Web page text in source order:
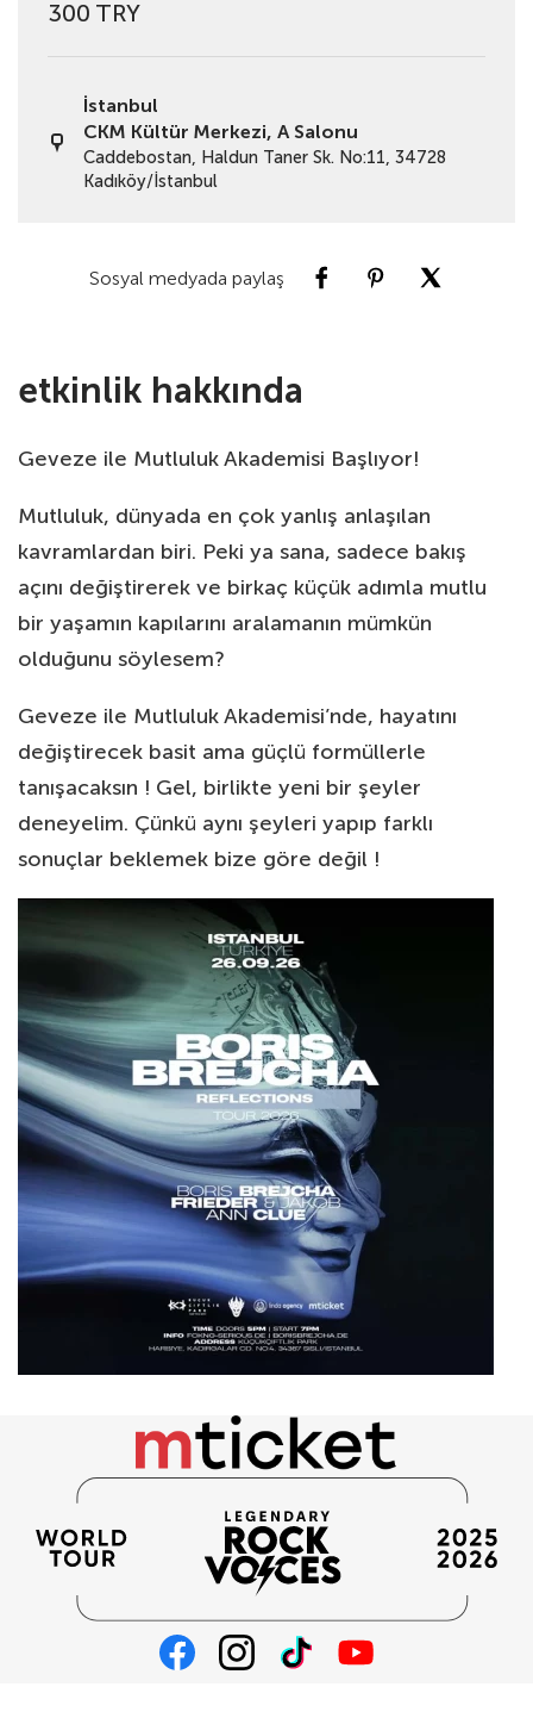
300 TRY
İstanbul
CKM Kültür Merkezi, A Salonu
Caddebostan, Haldun Taner Sk. No:11, 34728
Kadıköy/İstanbul
Sosyal medyada paylaş
etkinlik hakkında
Geveze ile Mutluluk Akademisi Başlıyor!
Mutluluk, dünyada en çok yanlış anlaşılan
kavramlardan biri. Peki ya sana, sadece bakış
açını değiştirerek ve birkaç küçük adımla mutlu
bir yaşamın kapılarını aralamanın mümkün
olduğunu söylesem?
Geveze ile Mutluluk Akademisi’nde, hayatını
değiştirecek basit ama güçlü formüllerle
tanışacaksın ! Gel, birlikte yeni bir şeyler
deneyelim. Çünkü aynı şeyleri yapıp farklı
sonuçlar beklemek bize göre değil !